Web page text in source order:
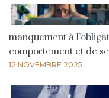
manquement à
comportement et de
12 NOVEMBRE 2025